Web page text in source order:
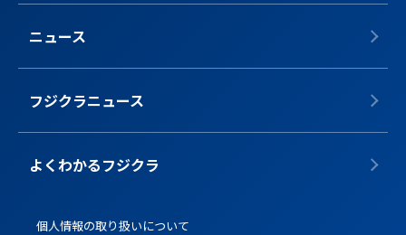
ニュース
フジクラニュース
よくわかるフジクラ
個人情報の取り扱いについて